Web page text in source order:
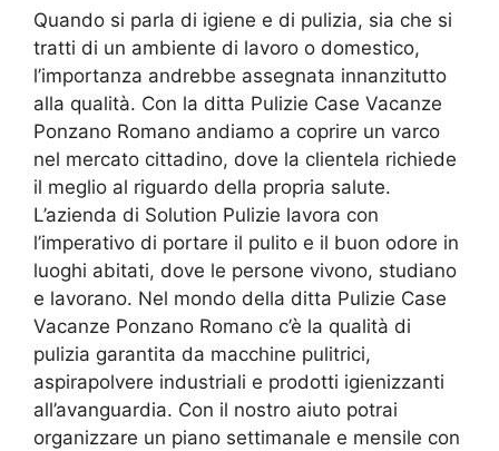
Quando si parla di igiene e di pulizia, sia che si
tratti di un ambiente di lavoro o domestico,
l’importanza andrebbe assegnata innanzitutto
alla qualità. Con la ditta Pulizie Case Vacanze
Ponzano Romano andiamo a coprire un varco
nel mercato cittadino, dove la clientela richiede
il meglio al riguardo della propria salute.
L’azienda di Solution Pulizie lavora con
l’imperativo di portare il pulito e il buon odore in
luoghi abitati, dove le persone vivono, studiano
e lavorano. Nel mondo della ditta Pulizie Case
Vacanze Ponzano Romano c’è la qualità di
pulizia garantita da macchine pulitrici,
aspirapolvere industriali e prodotti igienizzanti
all’avanguardia. Con il nostro aiuto potrai
organizzare un piano settimanale e mensile con